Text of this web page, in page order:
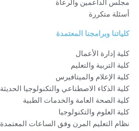
مجلس الداعمين والرعاة
أسئلة متكررة
كلياتنا وبرامجنا المعتمدة
كلية إدارة الأعمال
كلية التربية والتعليم
كلية الإعلام والميتافيرس
كلية الذكاء الاصطناعي والتكنولوجيا الحديثة
كلية الصحة العامة والخدمات الطبية
كلية العلوم والتكنولوجيا
نظام التعليم المرن وفق الساعات المعتمدة